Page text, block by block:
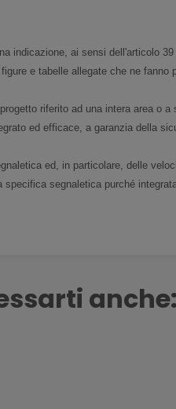
indicazione, ai sensi dell'articolo
e tabelle allegate che ne fanno
riferito ad una intera area o
ed efficace, a garanzia della
ed, in particolare, delle
segnaletica purché
anche: